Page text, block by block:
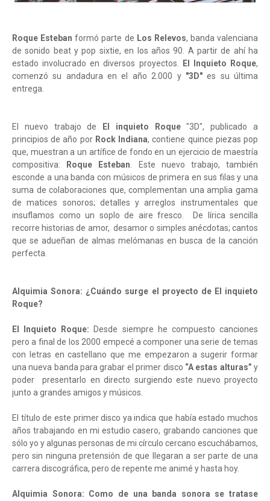
Roque Estebanformó parte de Los Relevos, banda valenciana
de sonido beat y pop sixtie, en los años 90. A partir de ahí ha
estado involucrado en diversos proyectos.
El Inquieto Roque,
comenzó su andadura en el año 2.000 y "3D"es su última
entrega.
El nuevo trabajo de El inquieto Roque"3D", publicado a
principios de año por Rock Indiana, contiene quince piezas pop
que, muestran a un artífice de fondo en un ejercicio de maestría
compositiva:
Roque Esteban. Este nuevo trabajo, también
esconde a una banda con músicos de primera en sus filas y una
suma de colaboraciones que, complementan una amplia gama
de matices sonoros; detalles y arreglos instrumentales que
insuflamos como un soplo de aire fresco. De lírica sencilla
recorre historias de amor, desamor o simples anécdotas; cantos
que se adueñan de almas melómanas en busca de la canción
perfecta.
Alquimia Sonora: ¿Cuándo surge el proyecto de El inquieto
Roque?
El Inquieto Roque: Desde siempre he compuesto canciones
pero a final de los 2000 empecé a componer una serie de temas
con letras en castellano que me empezaron a sugerir formar
una nueva banda para grabar el primer disco “A estas alturas” y
poder presentarlo en directo surgiendo este nuevo proyecto
junto a grandes amigos y músicos.
El título de este primer disco ya indica que había estado muchos
años trabajando en mi estudio casero, grabando canciones que
sólo yo y algunas personas de mi círculo cercano escuchábamos,
pero sin ninguna pretensión de que llegaran a ser parte de una
carrera discográfica, pero de repente me animé y hasta hoy.
Alquimia Sonora: Como de una banda sonora se tratase